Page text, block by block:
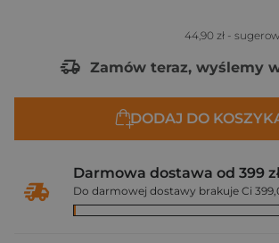
44,90 zł -
Zamów teraz, wyślemy
DODAJ DO
Darmowa dostawa od 399
Do darmowej dostawy brakuje Ci